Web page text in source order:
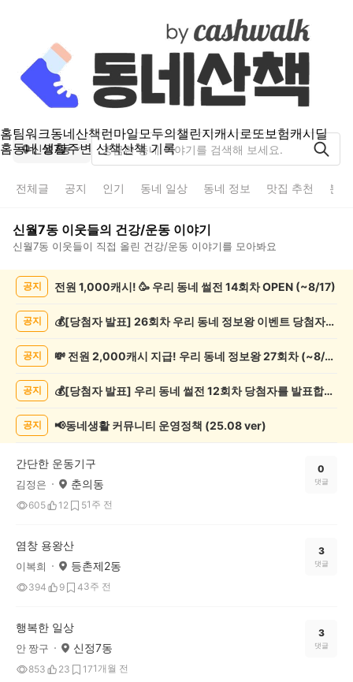
홈팀워크동네산책런마일모두의챌린지캐시로또보험캐시딜
홈동네 생활주변 산책산책 기록
신월7동
전체글 공지 인기 동네 일상 동네 정보 맛집 추천 분
신월7동 이웃들의 건강/운동 이야기
신월7동 이웃들이 직접 올린 건강/운동 이야기를 모아봐요
강/
목
공지 전원 1,000캐시! 🥳 우리 동네 썰전 14회차 OPEN (~8/17)
공지 💰[당첨자 발표] 26회차 우리 동네 정보왕 이벤트 당첨자를 발표합니다!
공지 💸 전원 2,000캐시 지급! 우리 동네 정보왕 27회차 (~8/10)
공지 💰[당첨자 발표] 우리 동네 썰전 12회차 당첨자를 발표합니다!
공지 📢동네생활 커뮤니티 운영정책 (25.08 ver)
간단한 운동기구
김정은 춘의동
605 12 51주 전
0
댓글
염창 용왕산
이복희 등촌제2동
394 9 43주 전
3
댓글
행복한 일상
안 짱구 신정7동
853 23 171개월 전
3
댓글